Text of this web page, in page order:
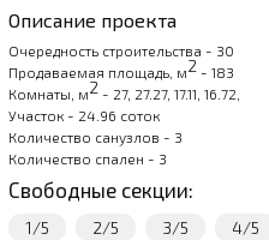
Описание проекта
Очередность строительства - 30
Продаваемая площадь, м2 - 183
Комнаты, м2 - 27, 27.27, 17.11, 16.72,
Участок - 24.96 соток
Количество санузлов - 3
Количество спален - 3
Свободные секции:
1/5 2/5 3/5 4/5